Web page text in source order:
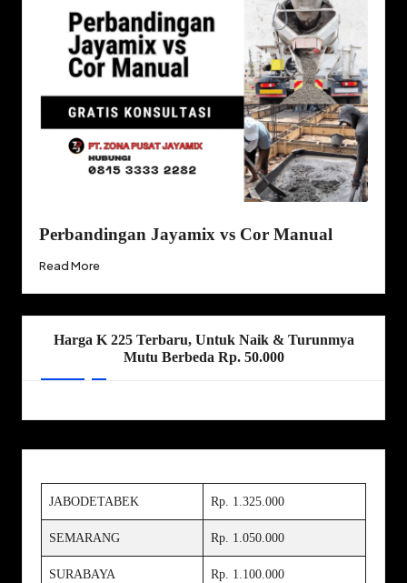
Perbandingan Jayamix vs Cor Manual
Read More
Harga K 225 Terbaru, Untuk Naik & Turunmya
Mutu Berbeda Rp. 50.000
JABODETABEK Rp. 1.325.000
SEMARANG Rp. 1.050.000
SURABAYA Rp. 1.100.000